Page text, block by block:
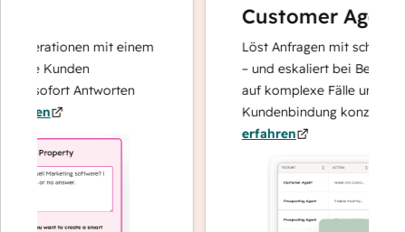
mit einem
Kunden
sofort Antworten
Customer Agent
Löst Anfragen mit schnellen,
– und eskaliert bei Bedarf,
auf komplexe Fälle und den
Kundenbindung konzentrieren
erfahren